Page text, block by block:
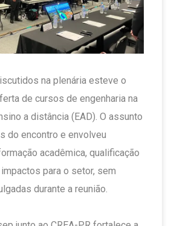
na plenária esteve o
de cursos de engenharia na
a distância (EAD). O assunto
do encontro e envolveu
acadêmica, qualificação
para o setor, sem
durante a reunião.